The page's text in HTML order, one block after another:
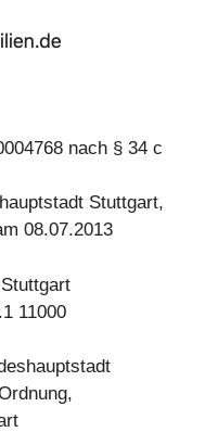
nach § 34 c
Stuttgart,
08.07.2013
11000